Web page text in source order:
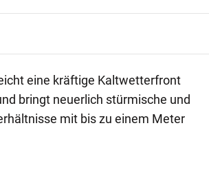
eine kräftige Kaltwetterfront
bringt neuerlich stürmische und
mit bis zu einem Meter